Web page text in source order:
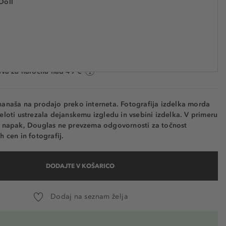
2 do 5 delovnih dni
za naročila nad 49 €
na prodajo preko interneta. Fotografija izdelka morda
ustrezala dejanskemu izgledu in vsebini izdelka. V primeru
Douglas ne prevzema odgovornosti za točnost
cen in fotografij.
DODAJTE V KOŠARICO
Dodaj na seznam želja